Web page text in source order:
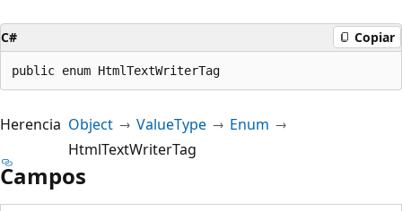
C# Copiar
public enum HtmlTextWriterTag
Herencia Object ValueType
Enum
HtmlTextWriterTag
Campos